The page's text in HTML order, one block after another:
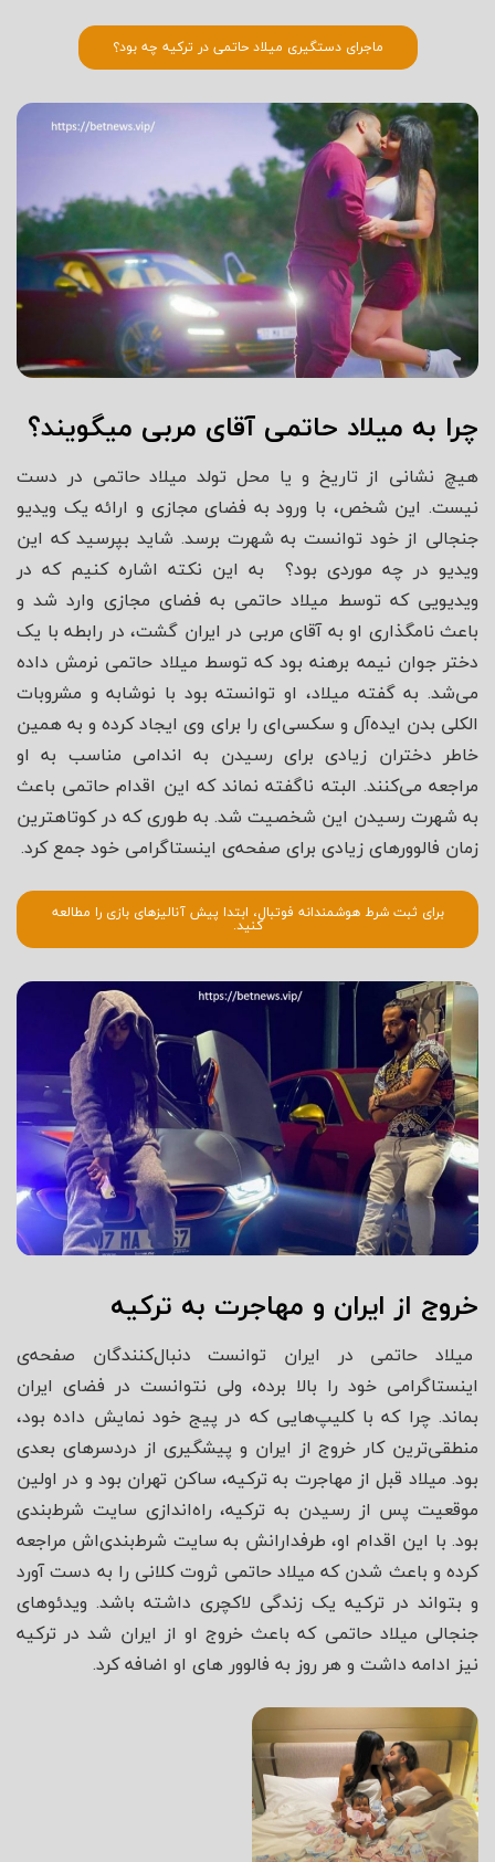
ماجرای دستگیری میلاد حاتمی در ترکیه چه بود؟
چرا به میلاد حاتمی آقای مربی میگویند؟
هیچ نشانی از تاریخ و یا محل تولد میلاد حاتمی در دست
نیست. این شخص، با ورود به فضای مجازی و ارائه یک ویدیو
جنجالی از خود توانست به شهرت برسد. شاید بپرسید که این
ویدیو در چه موردی بود؟ به این نکته اشاره کنیم که در
ویدیویی که توسط میلاد حاتمی به فضای مجازی وارد شد و
باعث نامگذاری او به آقای مربی در ایران گشت، در رابطه با یک
دختر جوان نیمه برهنه بود که توسط میلاد حاتمی نرمش داده
می‌شد. به گفته میلاد، او توانسته بود با نوشابه و مشروبات
الکلی بدن ایده‌آل و سکسی‌ای را برای وی ایجاد کرده و به همین
خاطر دختران زیادی برای رسیدن به اندامی مناسب به او
مراجعه می‌کنند. البته ناگفته نماند که این اقدام حاتمی باعث
به شهرت رسیدن این شخصیت شد. به طوری که در کوتاهترین
زمان فالوورهای زیادی برای صفحه‌ی اینستاگرامی خود جمع کرد.
برای ثبت شرط هوشمندانه فوتبال، ابتدا پیش آنالیزهای بازی را مطالعه
کنید.
خروج از ایران و مهاجرت به ترکیه
میلاد حاتمی در ایران توانست دنبال‌کنندگان صفحه‌ی
اینستاگرامی خود را بالا برده، ولی نتوانست در فضای ایران
بماند. چرا که با کلیپ‌هایی که در پیج خود نمایش داده بود،
منطقی‌ترین کار خروج از ایران و پیشگیری از دردسرهای بعدی
بود. میلاد قبل از مهاجرت به ترکیه، ساکن تهران بود و در اولین
موقعیت پس از رسیدن به ترکیه، راه‌اندازی سایت شرط‌بندی
بود. با این اقدام او، طرفدارانش به سایت شرط‌‌بندی‌اش مراجعه
کرده و باعث شدن که میلاد حاتمی ثروت کلانی را به دست آورد
و بتواند در ترکیه یک زندگی لاکچری داشته باشد. ویدئوهای
جنجالی میلاد حاتمی که باعث خروج او از ایران شد در ترکیه
نیز ادامه داشت و هر روز به فالوور های او اضافه کرد.